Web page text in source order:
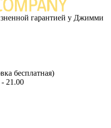
гарантией у Джимми
бесплатная)
21.00